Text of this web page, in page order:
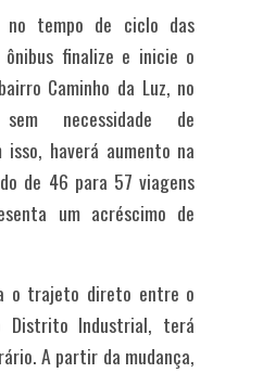
tempo de ciclo das
finalize e inicie o
Caminho da Luz, no
necessidade de
isso, haverá aumento na
de 46 para 57 viagens
um acréscimo de
o trajeto direto entre o
Distrito Industrial, terá
A partir da mudança,